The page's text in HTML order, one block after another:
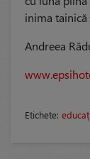
inima
Andreea
Etichete: